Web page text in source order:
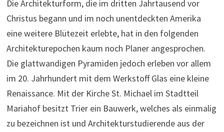
Die Architekturform, die im dritten Jahrtausend vor
Christus begann und im noch unentdeckten Amerika
eine weitere Blütezeit erlebte, hat in den folgenden
Architekturepochen kaum noch Planer angesprochen.
Die glattwandigen Pyramiden jedoch erleben vor allem
im 20. Jahrhundert mit dem Werkstoff Glas eine kleine
Renaissance. Mit der Kirche St. Michael im Stadtteil
Mariahof besitzt Trier ein Bauwerk, welches als einmalig
zu bezeichnen ist und Architekturstudierende aus der